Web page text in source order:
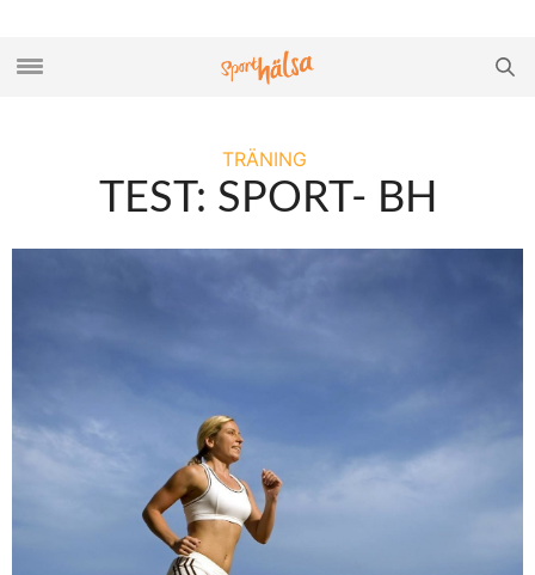
TRÄNING
TEST: SPORT- BH